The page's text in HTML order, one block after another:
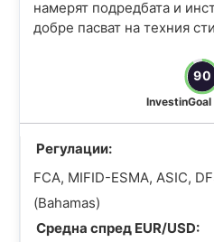
намерят подредбата и
добре пасват на техния
90
InvestinGoal
Регулации:
FCA, MIFID-ESMA, ASIC,
(Bahamas)
Средна спред EUR/USD: